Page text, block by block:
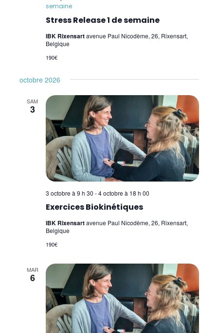
Stress Release 1 de semaine
semaine
IBK Rixensartavenue Paul Nicodème, 26, Rixensart,
Belgique
190€
octobre 2026
SAM
3
Exercices Biokinétiques
3 octobre à 9 h 30 -4 octobre à 18 h 00
IBK Rixensartavenue Paul Nicodème, 26, Rixensart,
Belgique
190€
MAR
6